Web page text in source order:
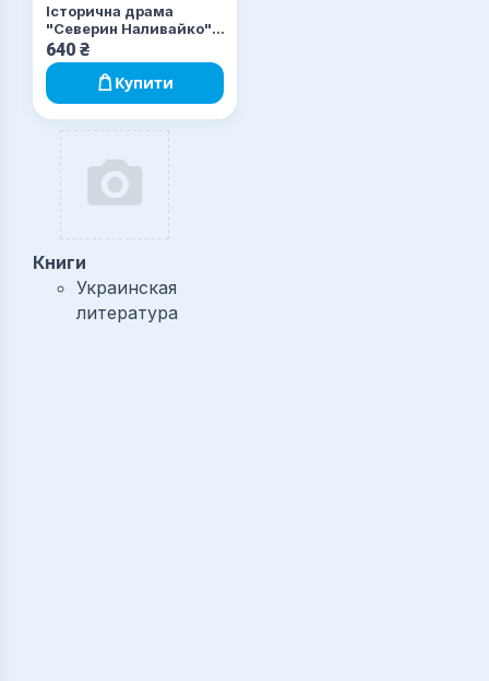
Історична драма
"Северин Наливайко".
Оповідання
640 ₴
Купити
Книги
Украинская
литература